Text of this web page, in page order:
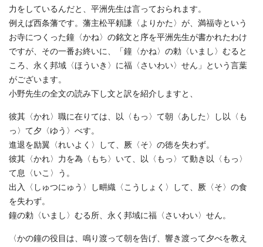
力をしているんだと、平洲先生は言っておられます。
例えば西条藩です。藩主松平頼謙〈よりかた〉が、満福寺という
お寺につくった鐘〈かね〉の銘文と序を平洲先生が書かれたわけ
ですが、その一番お終いに、「鐘〈かね〉の勅〈いまし〉むると
ころ、永く邦域〈ほういき〉に福〈さいわい〉せん」という言葉
がございます。
小野先生の全文の読み下し文と訳を紹介しますと、
彼其〈かれ〉職に在りては、以〈もっ〉て朝〈あした〉し以〈も
っ〉て夕〈ゆう〉べす。
進退を励翼〈れいよく〉して、厥〈そ〉の徳を失わず。
彼其〈かれ〉力を為〈もち〉いて、以〈もっ〉て動き以〈もっ〉
て息〈いこ〉う。
出入〈しゅつにゅう〉し畊織〈こうしょく〉して、厥〈そ〉の食
を失わず。
鐘の勅〈いまし〉むる所、永く邦域に福〈さいわい〉せん。
〈かの鐘の役目は、鳴り渡って朝を告げ、響き渡って夕べを教え